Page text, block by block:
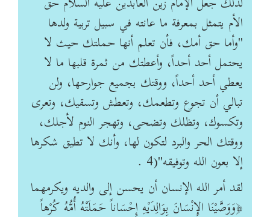
الأم يتمثل بمعرفة ما عانته في سبيل تربية ولدها
"وأما حق أمك، فأن تعلم أنها حملتك حيث لا
يحتمل أحد أحداً، وأعطتك من ثمرة قلبها ما لا
يعطي أحد أحداً، ووقتك بجميع جوارحها، ولن
تبالي أن تجوع وتطعمك، وتعطش وتسقيك، وتعرى
وتكسوك، وتظلك وتضحى، وتهجر النوم لأجلك،
ووقتك الحر والبرد لتكون لها، وأنك لا تطيق شكرها
إلا بعون الله وتوفيقه"(4 .
لقد أمر الله الإنسان أن يحسن إلى والديه ويكرمهما
﴿وَوَصَّيْنَا الإِنْسَانَ بِوَالِدَيْهِ إِحْسَاناً حَمَلَتْهُ أُمُّهُ كُرْهاً